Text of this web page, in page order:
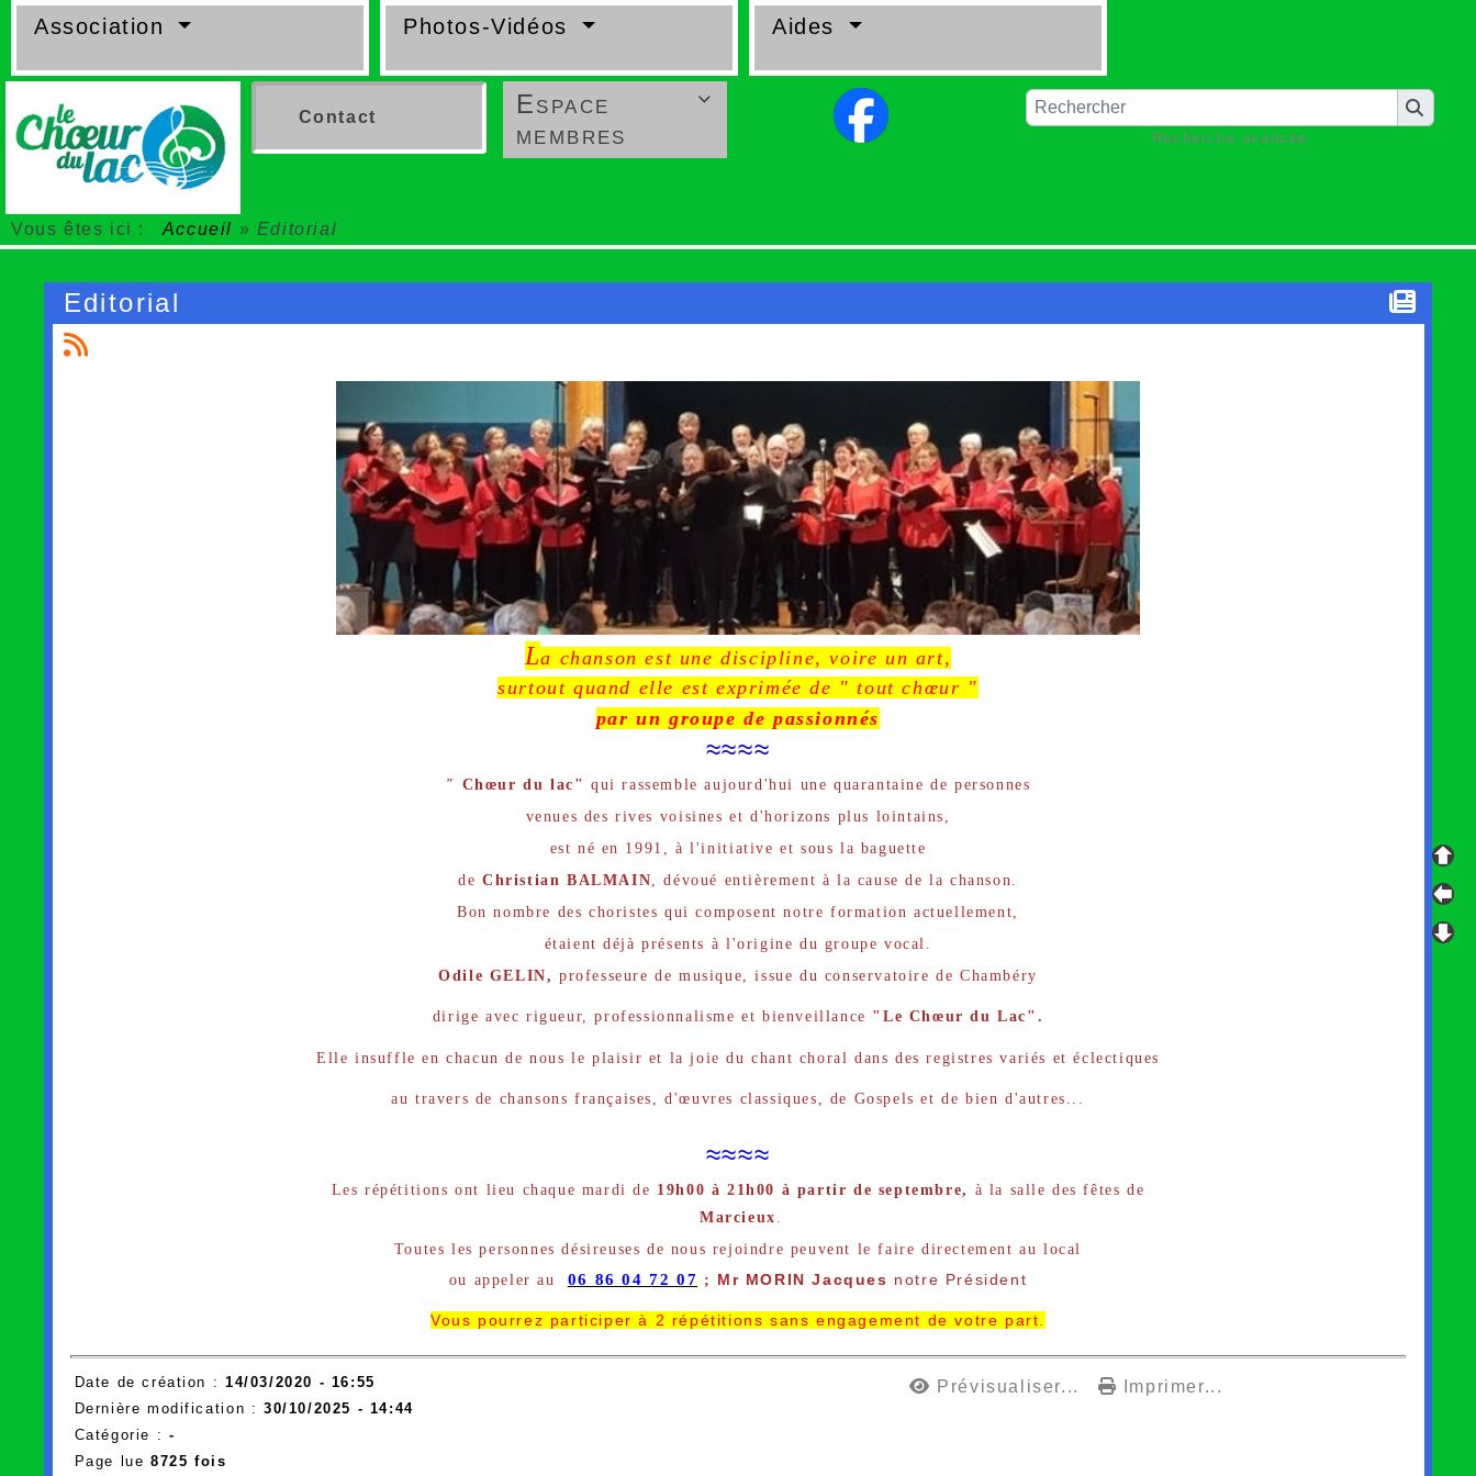
Association Photos-Vidéos Aides
Contact

Espace
membres
Recherche avancée
Vous êtes ici : Accueil » Editorial
Editorial
La chanson est une discipline, voire un art,
surtout quand elle est exprimée de " tout chœur "
par un groupe de passionnés
≈≈≈≈
" Chœur du lac"qui rassemble aujourd'hui une quarantaine de personnes
venues des rives voisines et d'horizons plus lointains,
est né en 1991, à l'initiative et sous la baguette
de Christian BALMAIN, dévoué entièrement à la cause de la chanson.
Bon nombre des choristes qui composent notre formation actuellement,
étaient déjà présents à l'origine du groupe vocal.
Odile GELIN, professeure de musique, issue du conservatoire de Chambéry
dirige avec rigueur, professionnalisme et bienveillance "Le Chœur du Lac".
Elle insuffle en chacun de nous le plaisir et la joie du chant choral dans des registres variés et éclectiques
au travers de chansons françaises, d'œuvres classiques, de Gospels et de bien d'autres...
≈≈≈≈
Les répétitions ont lieu chaque mardi de 19h00 à 21h00 à partir de septembre, à la salle des fêtes de
Marcieux .
Toutes les personnes désireuses de nous rejoindre peuvent le faire directement au local
ou appeler au 06 86 04 72 07 ; Mr MORIN Jacques notre Président
Vous pourrez participer à 2 répétitions sans engagement de votre part.
Date de création : 14/03/2020 - 16:55
Dernière modification : 30/10/2025 - 14:44
Catégorie : -
Page lue 8725 fois
Prévisualiser... Imprimer...